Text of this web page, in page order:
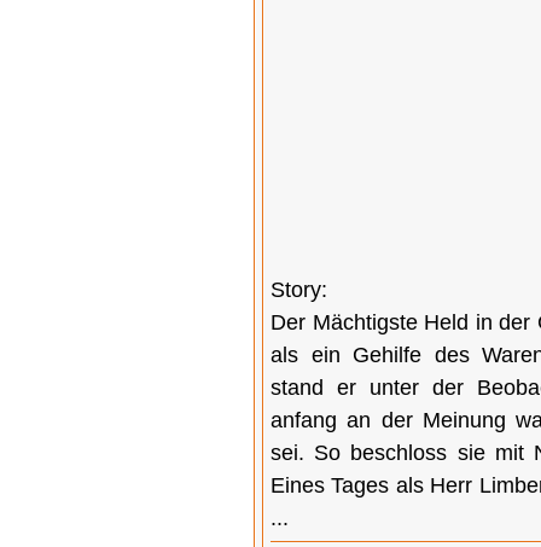
Story:
Der Mächtigste Held in der
als ein Gehilfe des
stand er unter der
anfang an der Meinung
sei. So beschloss sie mit
Eines Tages als Herr
...